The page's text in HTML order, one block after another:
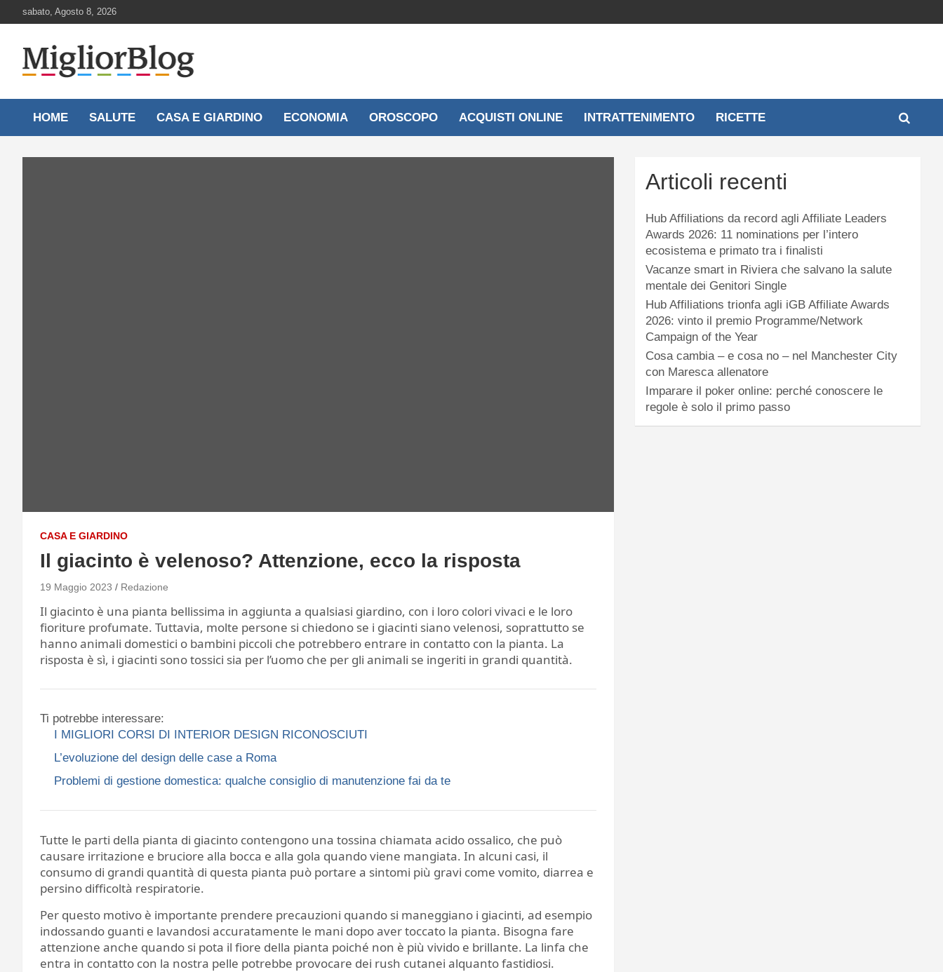
to
sabato, Agosto 8, 2026
MigliorBlog.it
HOME SALUTE CASA E GIARDINO ECONOMIA OROSCOPO ACQUISTI ONLINE INTRATTENIMENTO RICETTE
CASA E GIARDINO
Il giacinto è velenoso? Attenzione, ecco la risposta
19 Maggio 2023 Redazione
Il giacinto è una pianta bellissima in aggiunta a qualsiasi giardino, con i loro colori vivaci e le loro
fioriture profumate. Tuttavia, molte persone si chiedono se i giacinti siano velenosi, soprattutto se
hanno animali domestici o bambini piccoli che potrebbero entrare in contatto con la pianta. La
risposta è sì, i giacinti sono tossici sia per l’uomo che per gli animali se ingeriti in grandi quantità.
Ti potrebbe interessare:
I MIGLIORI CORSI DI INTERIOR DESIGN RICONOSCIUTI
L’evoluzione del design delle case a Roma
Problemi di gestione domestica: qualche consiglio di manutenzione fai da te
Tutte le parti della pianta di giacinto contengono una tossina chiamata acido ossalico, che può
causare irritazione e bruciore alla bocca e alla gola quando viene mangiata. In alcuni casi, il
consumo di grandi quantità di questa pianta può portare a sintomi più gravi come vomito, diarrea e
persino difficoltà respiratorie.
Per questo motivo è importante prendere precauzioni quando si maneggiano i giacinti, ad esempio
indossando guanti e lavandosi accuratamente le mani dopo aver toccato la pianta. Bisogna fare
attenzione anche quando si pota il fiore della pianta poiché non è più vivido e brillante. La linfa che
entra in contatto con la nostra pelle potrebbe provocare dei rush cutanei alquanto fastidiosi.
Articoli recenti
Hub Affiliations da record agli Affiliate Leaders
Awards 2026: 11 nominations per l’intero
ecosistema e primato tra i finalisti
Vacanze smart in Riviera che salvano la salute
mentale dei Genitori Single
Hub Affiliations trionfa agli iGB Affiliate Awards
2026: vinto il premio Programme/Network
Campaign of the Year
Cosa cambia – e cosa no – nel Manchester City
con Maresca allenatore
Imparare il poker online: perché conoscere le
regole è solo il primo passo